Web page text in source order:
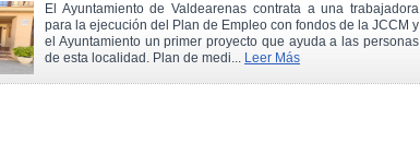
El Ayuntamiento de Valdearenas contrata a una trabajadora
para la ejecución del Plan de Empleo con fondos de la JCCM y
el Ayuntamiento un primer proyecto que ayuda a las personas
de esta localidad. Plan de medi... Leer Más